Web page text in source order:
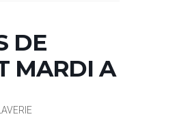
DE
MARDI A